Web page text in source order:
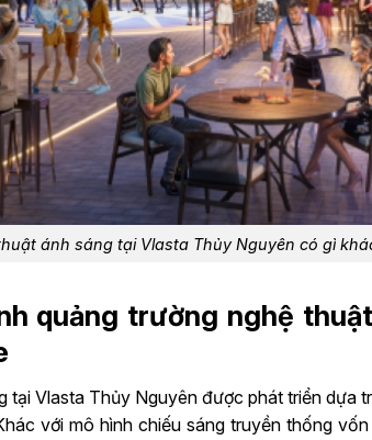
ánh sáng tại Vlasta Thủy Nguyên có gì
quảng trường nghệ
tại Vlasta Thủy Nguyên được phát triển dựa
với mô hình chiếu sáng truyền thống